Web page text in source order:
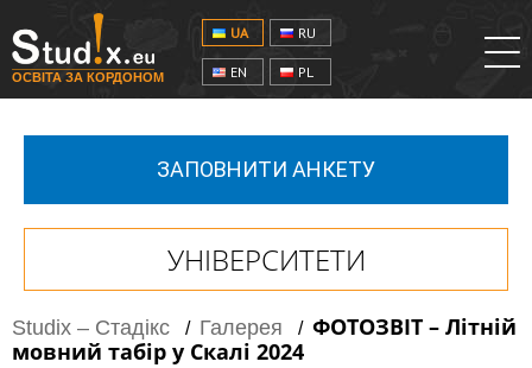
ОСВІТА ЗА КОРДОНОМ
UA RU
EN PL
ЗАПОВНИТИ АНКЕТУ
УНІВЕРСИТЕТИ
Studix – Стадікс / Галерея / ФОТОЗВІТ – Літній
мовний табір у Скалі 2024